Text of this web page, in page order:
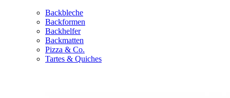
Backbleche
Backformen
Backhelfer
Backmatten
Pizza & Co.
Tartes & Quiches